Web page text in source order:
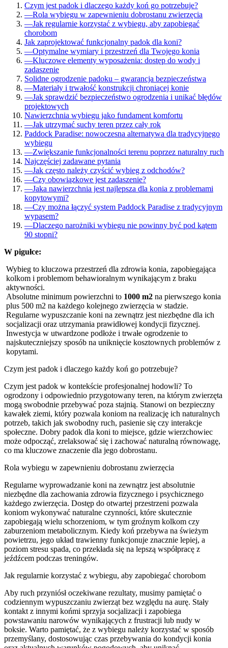
Czym jest padok i dlaczego każdy koń go potrzebuje?
—Rola wybiegu w zapewnieniu dobrostanu zwierzęcia
—Jak regularnie korzystać z wybiegu, aby zapobiegać
chorobom
Jak zaprojektować funkcjonalny padok dla koni?
—Optymalne wymiary i przestrzeń dla Twojego konia
—Kluczowe elementy wyposażenia: dostęp do wody i
zadaszenie
Solidne ogrodzenie padoku – gwarancja bezpieczeństwa
—Materiały i trwałość konstrukcji chroniącej konie
—Jak sprawdzić bezpieczeństwo ogrodzenia i unikać błędów
projektowych
Nawierzchnia wybiegu jako fundament komfortu
—Jak utrzymać suchy teren przez cały rok
Paddock Paradise: nowoczesna alternatywa dla tradycyjnego
wybiegu
—Zwiększanie funkcjonalności terenu poprzez naturalny ruch
Najczęściej zadawane pytania
—Jak często należy czyścić wybieg z odchodów?
—Czy obowiązkowe jest zadaszenie?
—Jaka nawierzchnia jest najlepsza dla konia z problemami
kopytowymi?
—Czy można łączyć system Paddock Paradise z tradycyjnym
wypasem?
—Dlaczego narożniki wybiegu nie powinny być pod kątem
90 stopni?
W pigułce:
Wybieg to kluczowa przestrzeń dla zdrowia konia, zapobiegająca
kolkom i problemom behawioralnym wynikającym z braku
aktywności.
Absolutne minimum powierzchni to 1000 m2 na pierwszego konia
plus 500 m2 na każdego kolejnego zwierzęcia w stadzie.
Regularne wypuszczanie koni na zewnątrz jest niezbędne dla ich
socjalizacji oraz utrzymania prawidłowej kondycji fizycznej.
Inwestycja w utwardzone podłoże i trwałe ogrodzenie to
najskuteczniejszy sposób na uniknięcie kosztownych problemów z
kopytami.
Czym jest padok i dlaczego każdy koń go potrzebuje?
Czym jest padok w kontekście profesjonalnej hodowli? To
ogrodzony i odpowiednio przygotowany teren, na którym zwierzęta
mogą swobodnie przebywać poza stajnią. Stanowi on bezpieczny
kawałek ziemi, który pozwala koniom na realizację ich naturalnych
potrzeb, takich jak swobodny ruch, pasienie się czy interakcje
społeczne. Dobry padok dla koni to miejsce, gdzie wierzchowiec
może odpocząć, zrelaksować się i zachować naturalną równowagę,
co ma kluczowe znaczenie dla jego dobrostanu.
Rola wybiegu w zapewnieniu dobrostanu zwierzęcia
Regularne wyprowadzanie koni na zewnątrz jest absolutnie
niezbędne dla zachowania zdrowia fizycznego i psychicznego
każdego zwierzęcia. Dostęp do otwartej przestrzeni pozwala
koniom wykonywać naturalne czynności, które skutecznie
zapobiegają wielu schorzeniom, w tym groźnym kolkom czy
zaburzeniom metabolicznym. Kiedy koń przebywa na świeżym
powietrzu, jego układ trawienny funkcjonuje znacznie lepiej, a
poziom stresu spada, co przekłada się na lepszą współpracę z
jeźdźcem podczas treningów.
Jak regularnie korzystać z wybiegu, aby zapobiegać chorobom
Aby ruch przyniósł oczekiwane rezultaty, musimy pamiętać o
codziennym wypuszczaniu zwierząt bez względu na aurę. Stały
kontakt z innymi końmi sprzyja socjalizacji i zapobiega
powstawaniu narowów wynikających z frustracji lub nudy w
boksie. Warto pamiętać, że z wybiegu należy korzystać w sposób
przemyślany, dostosowując czas przebywania do kondycji konia